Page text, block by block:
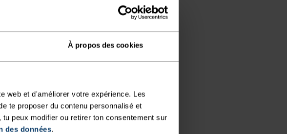
À propos des cookies
web et d'améliorer votre expérience. Les
te proposer du contenu personnalisé et
peux modifier ou retirer ton consentement sur
des données.